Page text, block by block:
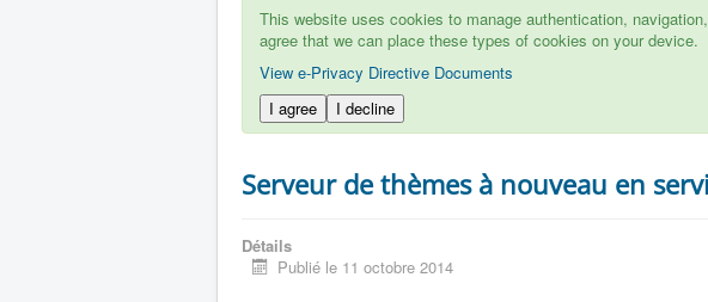
This website uses cookies to manage authentication,
agree that we can place these types of cookies on your device.
View e-Privacy Directive Documents
I agree
I decline
Serveur de thèmes à nouveau en
Détails
Publié le 11 octobre 2014